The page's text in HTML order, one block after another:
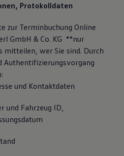
Protokolldaten
zur Terminbuchung Online
GmbH & Co. KG **nur
mitteilen, wer Sie sind. Durch
Authentifizierungsvorgang
und Kontaktdaten
und Fahrzeug ID,